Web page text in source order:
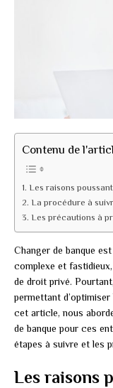
Contenu de
Les raisons
La procédure à
Les précautions à
Changer de banque
complexe et
de droit privé.
permettant
cet article, nous
de banque pour ces
étapes à suivre et les
Les raisons